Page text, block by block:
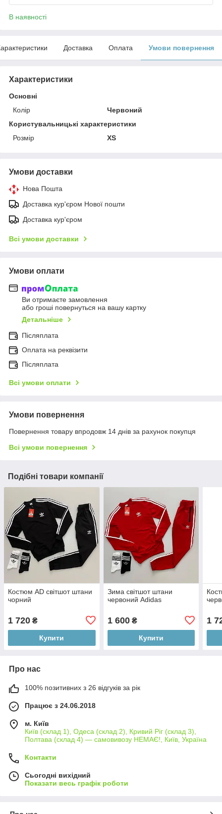
В наявності
Доставка Оплата Умови повернення
Характеристики
Основні
Колір
Червоний
Користувальницькі характеристики
Розмір
XS
Умови доставки
Нова Пошта
Доставка кур'єром Нової пошти
Доставка кур'єром
Всі умови доставки
Умови оплати
Ви отримаєте замовлення
або гроші повернуться на вашу картку
Детальніше
Післяплата
Оплата на реквізити
Післяплата
Всі умови оплати
Умови повернення
Повернення товару впродовж 14 днів за рахунок покупця
Всі умови повернення
Подібні товари компанії
Костюм AD світшот штани
чорний
1 720 ₴
Купити
Зима світшот штани
червоний Adidas
1 600₴
Купити
1
Про нас
100% позитивних з 26 відгуків за рік
Працює з 24.06.2018
м. Київ
Київ (склад 1), Одеса (склад 2), Кривий Ріг (склад 3),
Полтава (склад 4) — самовивозу НЕМАЄ!, Київ, Україна
Контакти
Сьогодні вихідний
Показати весь графік роботи